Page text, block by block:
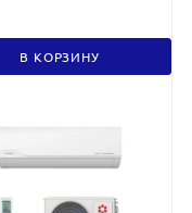
В КОРЗИНУ